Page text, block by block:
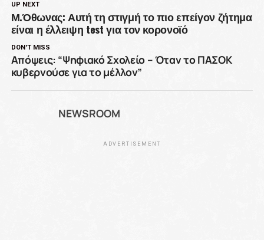
UP NEXT
Μ.Όθωνας: Αυτή τη στιγμή το πιο επείγον ζήτημα
είναι η έλλειψη test για τον κορονοϊό
DON'T MISS
Απόψεις: “Ψηφιακό Σχολείο – Όταν το ΠΑΣΟΚ
κυβερνούσε για το μέλλον”
NEWSROOM
ADVERTISEMENT